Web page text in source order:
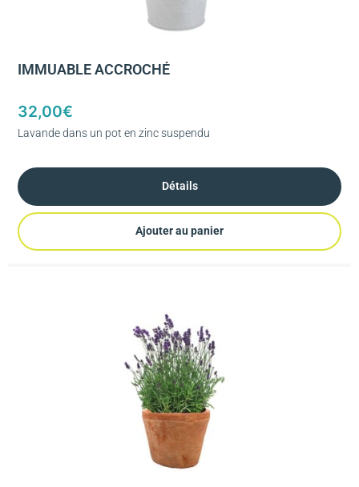
IMMUABLE ACCROCHÉ
32,00€
Lavande dans un pot en zinc suspendu
Détails
Ajouter au panier